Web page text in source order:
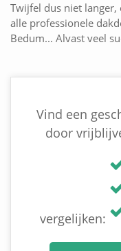
Twijfel dus niet
alle professionele
Bedum... Alvast veel
Vind een
door
vergelijken: